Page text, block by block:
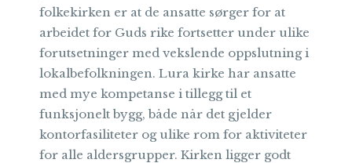
folkekirken er at de ansatte sørger for at
arbeidet for Guds rike fortsetter under ulike
forutsetninger med vekslende oppslutning i
lokalbefolkningen. Lura kirke har ansatte
med mye kompetanse i tillegg til et
funksjonelt bygg, både når det gjelder
kontorfasiliteter og ulike rom for aktiviteter
for alle aldersgrupper. Kirken ligger godt